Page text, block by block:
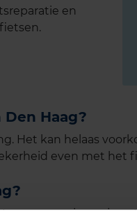
en
Haag?
Het kan helaas
even met het
vragen we je om je